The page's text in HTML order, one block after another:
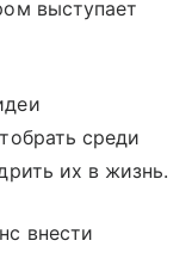
выступает
среди
их в жизнь.
внести